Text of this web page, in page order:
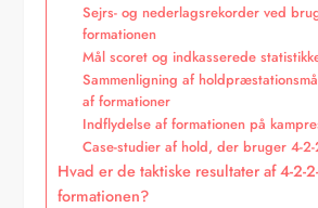
Sejrs- og nederlagsrekorder ved
formationen
Mål scoret og indkasserede
Sammenligning af
af formationer
Indflydelse af formationen på
Case-studier af hold, der bruger 4-
Hvad er de taktiske resultater af 4-2-
formationen?